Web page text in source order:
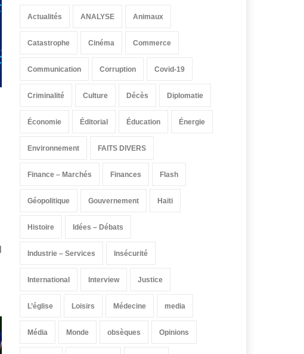
Actualités ANALYSE Animaux
Catastrophe Cinéma Commerce
Communication Corruption Covid-19
Criminalité Culture Décès Diplomatie
Économie Éditorial Éducation Énergie
Environnement FAITS DIVERS
Finance – Marchés Finances Flash
Géopolitique Gouvernement Haïti
Histoire Idées – Débats
Industrie – Services Insécurité
International Interview Justice
L’église Loisirs Médecine media
Média Monde obsèques Opinions